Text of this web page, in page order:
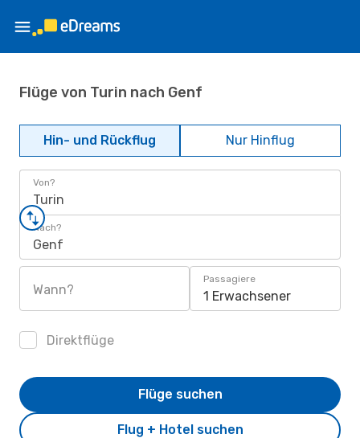
Flüge von Turin nach Genf
Hin- und Rückflug Nur Hinflug
Von?
Turin
Nach?
Genf
Wann?
Passagiere
1 Erwachsener
Direktflüge
Flug + Hotel suchen
Flüge suchen